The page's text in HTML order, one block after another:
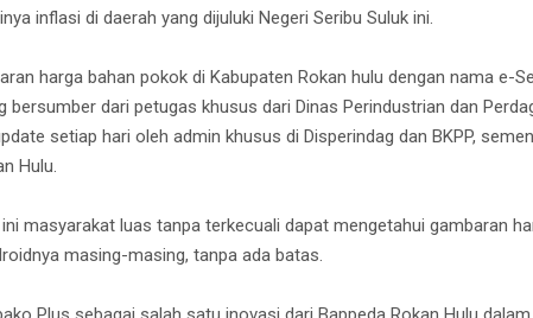
inflasi di daerah yang dijuluki Negeri Seribu Suluk ini.
harga bahan pokok di Kabupaten Rokan hulu dengan nama
bersumber dari petugas khusus dari Dinas Perindustrian dan
setiap hari oleh admin khusus di Disperindag dan BKPP,
Hulu.
masyarakat luas tanpa terkecuali dapat mengetahui gambaran
masing-masing, tanpa ada batas.